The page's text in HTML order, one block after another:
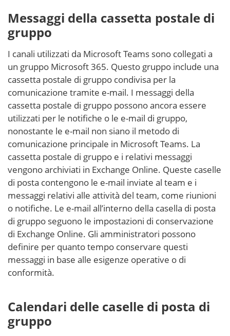
Messaggi della cassetta postale di
gruppo
I canali utilizzati da Microsoft Teams sono collegati a
un gruppo Microsoft 365. Questo gruppo include una
cassetta postale di gruppo condivisa per la
comunicazione tramite e-mail. I messaggi della
cassetta postale di gruppo possono ancora essere
utilizzati per le notifiche o le e-mail di gruppo,
nonostante le e-mail non siano il metodo di
comunicazione principale in Microsoft Teams. La
cassetta postale di gruppo e i relativi messaggi
vengono archiviati in Exchange Online. Queste caselle
di posta contengono le e-mail inviate al team e i
messaggi relativi alle attività del team, come riunioni
o notifiche. Le e-mail all’interno della casella di posta
di gruppo seguono le impostazioni di conservazione
di Exchange Online. Gli amministratori possono
definire per quanto tempo conservare questi
messaggi in base alle esigenze operative o di
conformità.
Calendari delle caselle di posta di
gruppo